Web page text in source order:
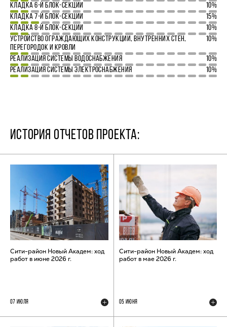
КЛАДКА 6-Й БЛОК-СЕКЦИИ
10%
КЛАДКА 7-Й БЛОК-СЕКЦИИ
15%
КЛАДКА 8-Й БЛОК-СЕКЦИИ
10%
УСТРОЙСТВО ОГРАЖДАЮЩИХ КОНСТРУКЦИЙ, ВНУТРЕННИХ СТЕН,
ПЕРЕГОРОДОК И КРОВЛИ
10%
РЕАЛИЗАЦИЯ СИСТЕМЫ ВОДОСНАБЖЕНИЯ
10%
РЕАЛИЗАЦИЯ СИСТЕМЫ ЭЛЕКТРОСНАБЖЕНИЯ
10%
ИСТОРИЯ ОТЧЕТОВ ПРОЕКТА:
Сити-район Новый Академ: ход
работ в июне 2026 г.
07 ИЮЛЯ
Сити-район Новый Академ: ход
работ в мае 2026 г.
05 ИЮНЯ